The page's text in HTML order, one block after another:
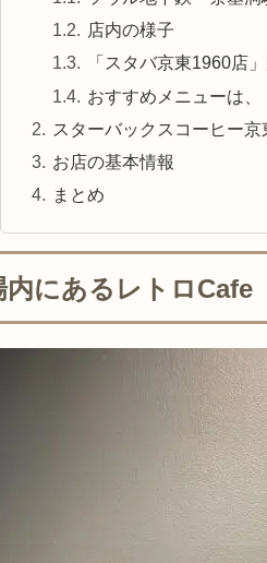
店内の様子
「スタバ京東1960店
おすすめメニューは
スターバックスコーヒー
お店の基本情報
まとめ
内にあるレトロCafe